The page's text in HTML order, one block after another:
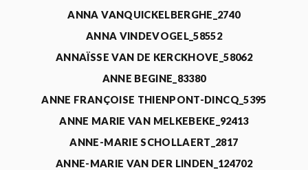
ANNA VANQUICKELBERGHE_2740
ANNA VINDEVOGEL_58552
ANNAÏSSE VAN DE KERCKHOVE_58062
ANNE BEGINE_83380
ANNE FRANÇOISE THIENPONT-DINCQ_5395
ANNE MARIE VAN MELKEBEKE_92413
ANNE-MARIE SCHOLLAERT_2817
ANNE-MARIE VAN DER LINDEN_124702